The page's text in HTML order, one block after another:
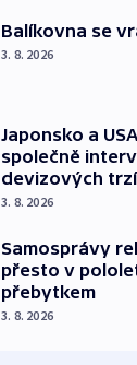
Balíkovna se
3. 8. 2026
Japonsko a
společně
devizových
3. 8. 2026
Samosprávy
přesto v
přebytkem
3. 8. 2026